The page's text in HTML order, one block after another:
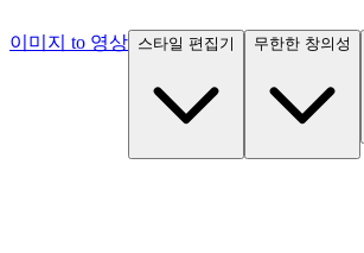
이미지 to 영상 스타일 편집기 무한한 창의성